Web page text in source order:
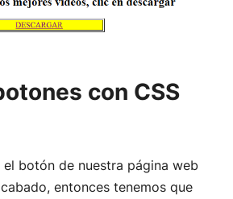
con CSS
el botón de nuestra página web
entonces tenemos que